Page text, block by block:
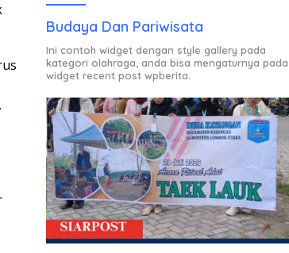
Budaya Dan Pariwisata
Ini contoh widget dengan style gallery pada
kategori olahraga, anda bisa mengaturnya pada
widget recent post wpberita.